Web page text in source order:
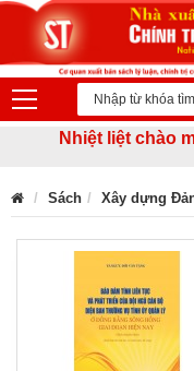
Nhiệt liệt chào
Sách Xây dựng